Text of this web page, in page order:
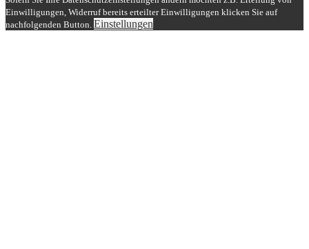
Einwilligungen, Widerruf bereits erteilter Einwilligungen klicken Sie auf
nachfolgenden Button. Einstellungen